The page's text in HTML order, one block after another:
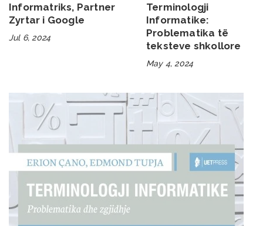
Informatriks, Partner
Zyrtar i Google
Jul 6, 2024
Terminologji
Informatike:
Problematika të
teksteve shkollore
May 4, 2024